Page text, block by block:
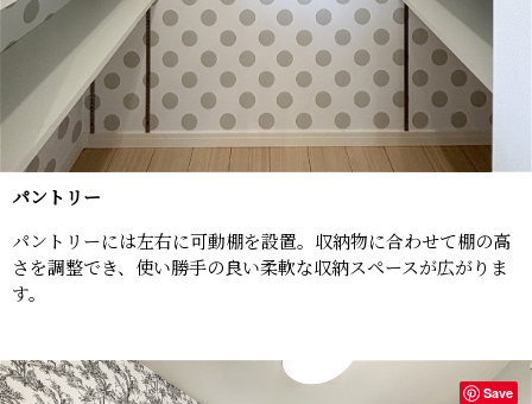
パントリー
パントリーには左右に可動棚を設置。収納物に合わせて棚の高
さを調整でき、使い勝手の良い柔軟な収納スペースが広がりま
す。
Save